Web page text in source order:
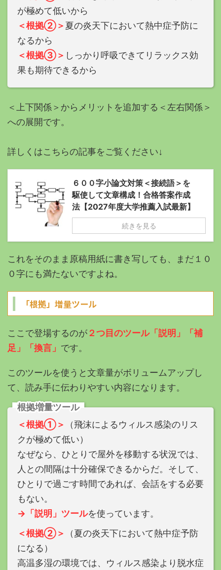
が極めて低いから
＜根拠②＞夏の炎天下において熱中症予防に
なるから
＜根拠③＞ しっかり呼吸できてリラックス効
果も期待できるから
＜上下関係＞からメリットを追加する＜左右関係＞
への展開です。
詳しくはこちらの記事をご覧ください↓
６００字小論文対策＜接続語＞を
駆使して文章構成！合格答案作成
法【2027年度大学推薦入試最新】
続きを見る
これをそのまま原稿用紙に書き写しても、まだ１０
０字にも満たないですよね。
「根拠」増量ツール
ここで登場するのが ２つ目のツール「説明」「補
足」「換言」 です。
このツールを使うと文章量がボリュームアップし
て、読み手に伝わりやすい内容になります。
根拠増量ツール
＜根拠①＞
（飛沫によるウィルス感染のリス
クが極めて低い）
なぜなら、ひとりで屋外を移動する状況では、
人との間隔は十分確保できるからだ。そして、
ひとりで過ごす時間であれば、会話をする必要
もない。
→「説明」ツールを使っています。
＜根拠②＞
（夏の炎天下において熱中症予防
になる）
高温多湿の環境では、ウィルス感染より脱水症